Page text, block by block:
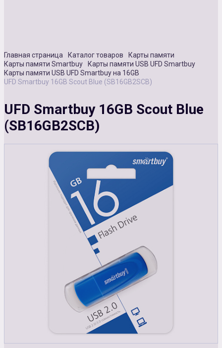
Главная страница Каталог товаров
Карты памяти
Карты памяти Smartbuy
Карты памяти USB UFD Smartbuy
Карты памяти USB UFD Smartbuy на 16GB
UFD Smartbuy 16GB Scout Blue (SB16GB2SCB)
UFD Smartbuy 16GB Scout Blue
(SB16GB2SCB)